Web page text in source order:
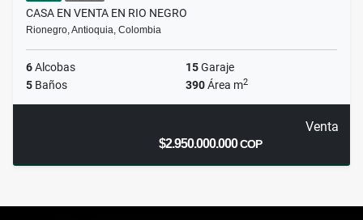
CASA EN VENTA EN RIO NEGRO
Rionegro, Antioquia, Colombia
6Alcobas 15Garaje
5 Baños 390Área m2
Venta
$2.950.000.000COP